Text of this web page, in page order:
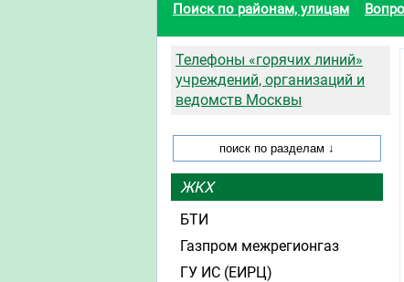
Поиск по районам, улицам
Телефоны «горячих линий»
учреждений, организаций и
ведомств Москвы
ЖКХ
БТИ
Газпром межрегионгаз
ГУ ИС (ЕИРЦ)